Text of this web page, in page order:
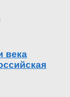
века